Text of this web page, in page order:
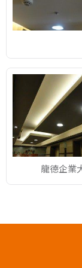
龍德企業